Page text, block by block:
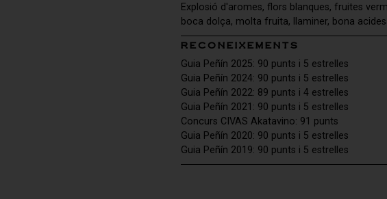
Explosió d'aromes, flors blanques, fruites
boca dolça, molta fruita, llaminer, bona
RECONEIXEMENTS
Guia Peñín 2025: 90 punts i 5 estrelles
Guia Peñín 2024: 90 punts i 5 estrelles
Guia Peñín 2022: 89 punts i 4 estrelles
Guia Peñín 2021: 90 punts i 5 estrelles
Concurs CIVAS Akatavino: 91 punts
Guia Peñín 2020: 90 punts i 5 estrelles
Guia Peñín 2019: 90 punts i 5 estrelles